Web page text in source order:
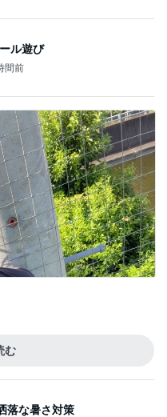
ル遊び
間前
む
落な暑さ対策